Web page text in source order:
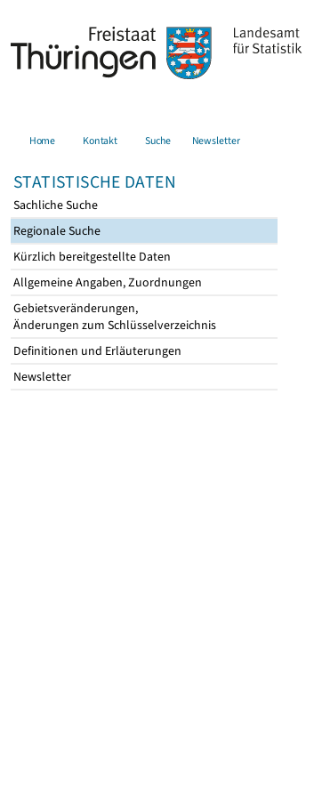
Home Kontakt Suche Newsletter
STATISTISCHE DATEN
Sachliche Suche
Regionale Suche
Kürzlich bereitgestellte Daten
Allgemeine Angaben, Zuordnungen
Gebietsveränderungen,
Änderungen zum Schlüsselverzeichnis
Definitionen und Erläuterungen
Newsletter